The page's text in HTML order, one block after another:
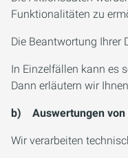
Funktionalitäten zu
Die Beantwortung Ihrer
In Einzelfällen kann es
Dann erläutern wir
b) Auswertungen von
Wir verarbeiten